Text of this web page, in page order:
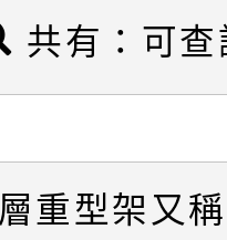
共有：可查
重型架又